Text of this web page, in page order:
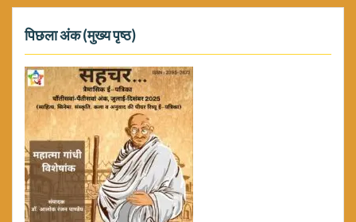
पिछला अंक (मुख्य पृष्ठ)